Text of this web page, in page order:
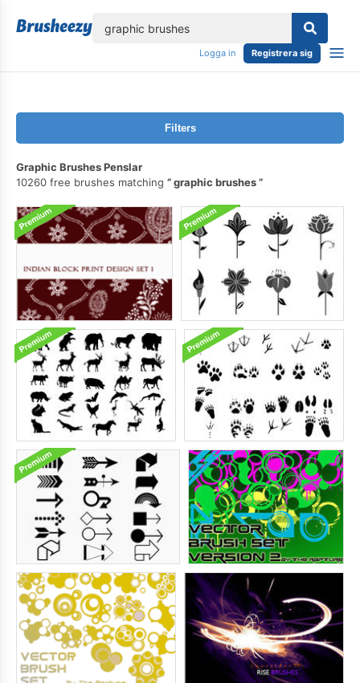
Logga in Registrera sig
Filters
Graphic Brushes Penslar
10260 free brushes matching
graphic brushes